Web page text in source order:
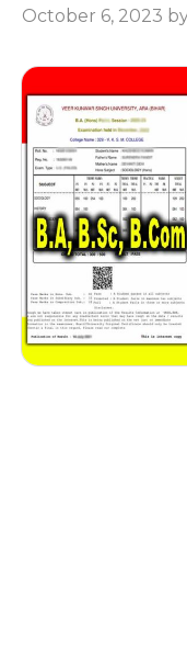
October 6, 2023